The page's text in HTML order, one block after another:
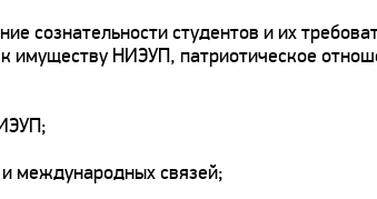
сознательности студентов и их
имуществу НИЭУП, патриотическое
международных связей;